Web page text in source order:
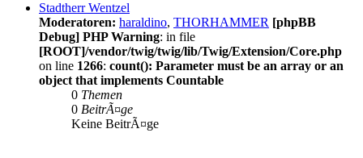
Stadtherr Wentzel
Moderatoren: haraldino, THORHAMMER [phpBB
Debug] PHP Warning: in file
[ROOT]/vendor/twig/twig/lib/Twig/Extension/Core.php
on line 1266: count(): Parameter must be an array or an
object that implements Countable
0 Themen
0 BeitrÃ¤ge
Keine BeitrÃ¤ge